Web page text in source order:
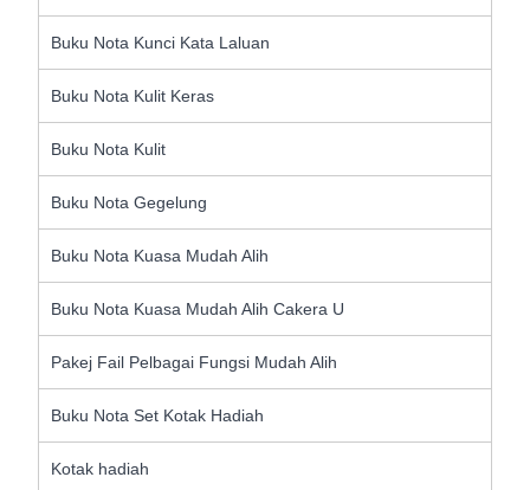
Buku Nota Kunci Kata Laluan
Buku Nota Kulit Keras
Buku Nota Kulit
Buku Nota Gegelung
Buku Nota Kuasa Mudah Alih
Buku Nota Kuasa Mudah Alih Cakera U
Pakej Fail Pelbagai Fungsi Mudah Alih
Buku Nota Set Kotak Hadiah
Kotak hadiah